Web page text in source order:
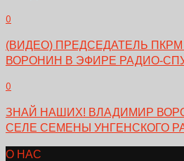
0
(ВИДЕО) ПРЕДСЕДАТЕЛЬ
ВОРОНИН В ЭФИРЕ РАДИО-
0
ЗНАЙ НАШИХ! ВЛАДИМИР
СЕЛЕ СЕМЕНЫ УНГЕНСКОГО
О НАС